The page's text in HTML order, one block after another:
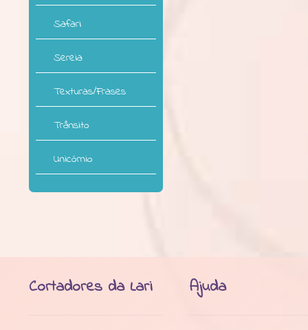
Safari
Sereia
Texturas/Frases
Trânsito
Unicórnio
Cortadores da Lari Ajuda